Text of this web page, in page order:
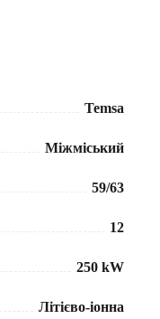
Temsa
Міжміський
59/63
12
250 kW
Літієво-іонна